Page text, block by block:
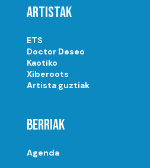
Artistak
ETS
Doctor Deseo
Kaotiko
Xiberoots
Artista guztiak
Berriak
Agenda